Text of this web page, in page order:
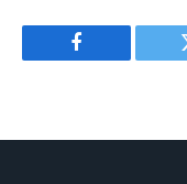
Facebook